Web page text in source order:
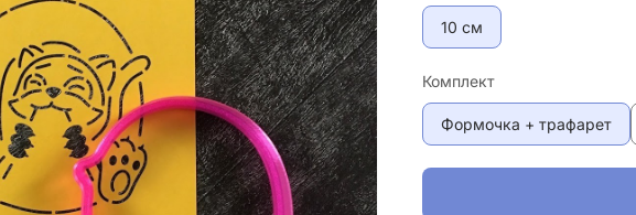
10 см
Комплект
Формочка + трафарет